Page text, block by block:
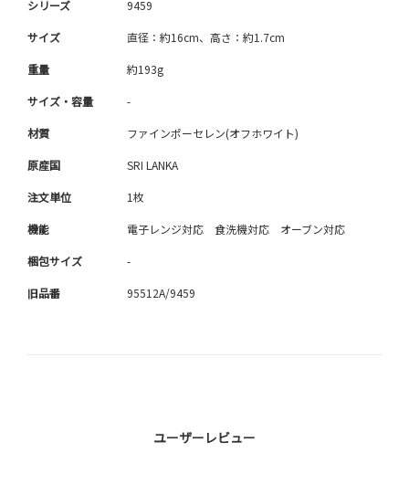
シリーズ 9459
サイズ 直径：約16cm、高さ：約1.7cm
重量 約193g
サイズ・容量 -
材質 ファインポーセレン(オフホワイト)
原産国 SRI LANKA
注文単位 1枚
機能 電子レンジ対応 食洗機対応 オーブン対応
梱包サイズ -
旧品番 95512A/9459
ユーザーレビュー